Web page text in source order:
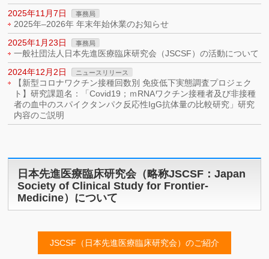
2025年11月7日
事務局
2025年–2026年 年末年始休業のお知らせ
2025年1月23日
事務局
一般社団法人日本先進医療臨床研究会（JSCSF）の活動について
2024年12月2日
ニュースリリース
【新型コロナワクチン接種回数別 免疫低下実態調査プロジェク
ト】研究課題名：「Covid19；ｍRNAワクチン接種者及び非接種
者の血中のスパイクタンパク反応性IgG抗体量の比較研究」研究
内容のご説明
日本先進医療臨床研究会（略称JSCSF：Japan
Society of Clinical Study for Frontier-
Medicine）について
JSCSF（日本先進医療臨床研究会）のご紹介